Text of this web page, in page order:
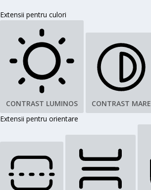
Extensii pentru culori
CONTRAST LUMINOS CONTRAST MARE
Extensii pentru orientare